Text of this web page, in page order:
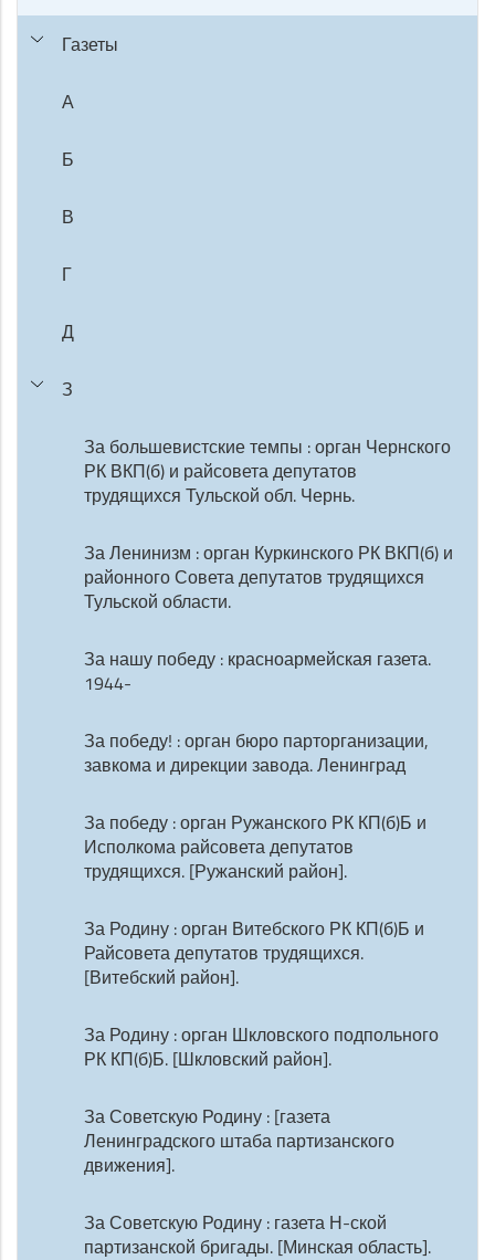
Газеты
А
Б
В
Г
Д
З
За большевистские темпы : орган Чернского
РК ВКП(б) и райсовета депутатов
трудящихся Тульской обл. Чернь.
За Ленинизм : орган Куркинского РК ВКП(б) и
районного Совета депутатов трудящихся
Тульской области.
За нашу победу : красноармейская газета.
1944-
За победу! : орган бюро парторганизации,
завкома и дирекции завода. Ленинград
За победу : орган Ружанского РК КП(б)Б и
Исполкома райсовета депутатов
трудящихся. [Ружанский район].
За Родину : орган Витебского РК КП(б)Б и
Райсовета депутатов трудящихся.
[Витебский район].
За Родину : орган Шкловского подпольного
РК КП(б)Б. [Шкловский район].
За Советскую Родину : [газета
Ленинградского штаба партизанского
движения].
За Советскую Родину : газета Н-ской
партизанской бригады. [Минская область].